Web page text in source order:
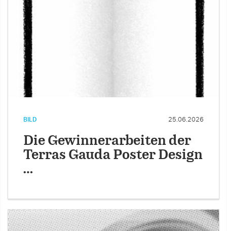
BILD 25.06.2026
Die Gewinnerarbeiten der
Terras Gauda Poster Design
…